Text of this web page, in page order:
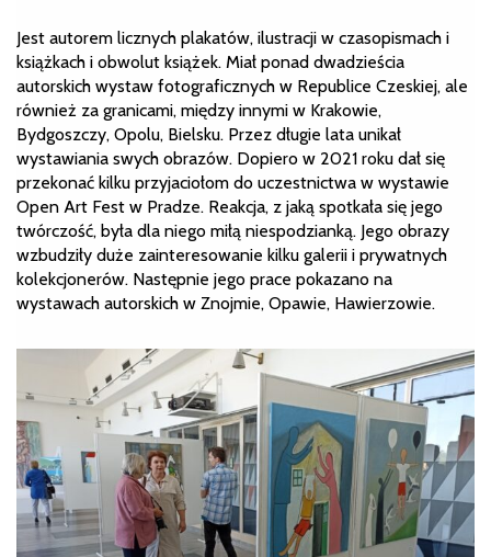
Jest autorem licznych plakatów, ilustracji w czasopismach i
książkach i obwolut książek. Miał ponad dwadzieścia
autorskich wystaw fotograficznych w Republice Czeskiej, ale
również za granicami, między innymi w Krakowie,
Bydgoszczy, Opolu, Bielsku. Przez długie lata unikał
wystawiania swych obrazów. Dopiero w 2021 roku dał się
przekonać kilku przyjaciołom do uczestnictwa w wystawie
Open Art Fest w Pradze. Reakcja, z jaką spotkała się jego
twórczość, była dla niego miłą niespodzianką. Jego obrazy
wzbudziły duże zainteresowanie kilku galerii i prywatnych
kolekcjonerów. Następnie jego prace pokazano na
wystawach autorskich w Znojmie, Opawie, Hawierzowie.